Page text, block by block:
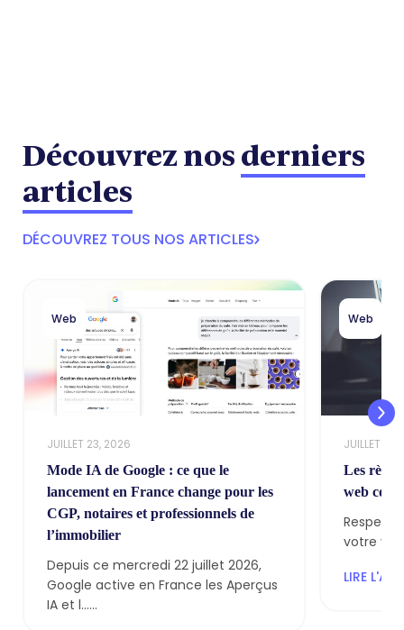
Découvrez nos derniers
articles
DÉCOUVREZ TOUS NOS ARTICLES
Web
JUILLET 23, 2026
Mode IA de Google : ce que le
lancement en France change pour les
CGP, notaires et professionnels de
l’immobilier
Depuis ce mercredi 22 juillet 2026,
Google active en France les Aperçus
IA et l…...
Web
JUILLET 9,
Les
web
votre
LIRE